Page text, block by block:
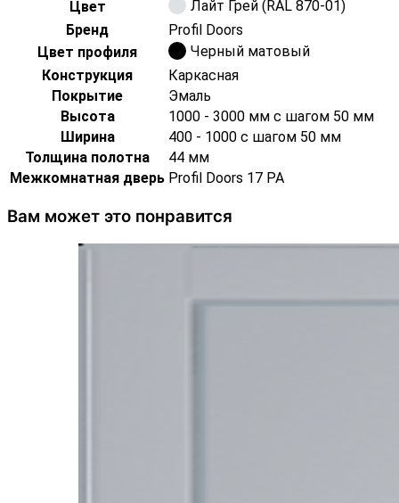
Цвет
Лайт Грей (RAL 870-01)
Бренд
Profil Doors
Цвет профиля
Черный матовый
Конструкция
Каркасная
Покрытие
Эмаль
Высота
1000 - 3000 мм с шагом 50 мм
Ширина
400 - 1000 с шагом 50 мм
Толщина полотна
44 мм
Межкомнатная дверь Profil Doors 17 PA
Вам может это понравится